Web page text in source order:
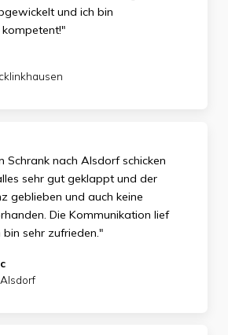
und ich bin
kompetent!"
Schrank nach Alsdorf schicken
sehr gut geklappt und der
geblieben und auch keine
Die Kommunikation lief
bin sehr zufrieden."